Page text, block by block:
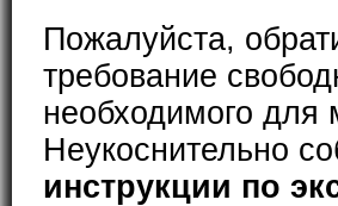
Пожалуйста,
требование
необходимого для
Неукоснительно
инструкции по